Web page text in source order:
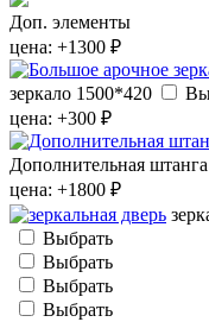
Доп. элементы
цена: +1300 ₽
зеркало 1500*420
цена: +300 ₽
Дополнительная
цена: +1800 ₽
Выбрать
Выбрать
Выбрать
Выбрать